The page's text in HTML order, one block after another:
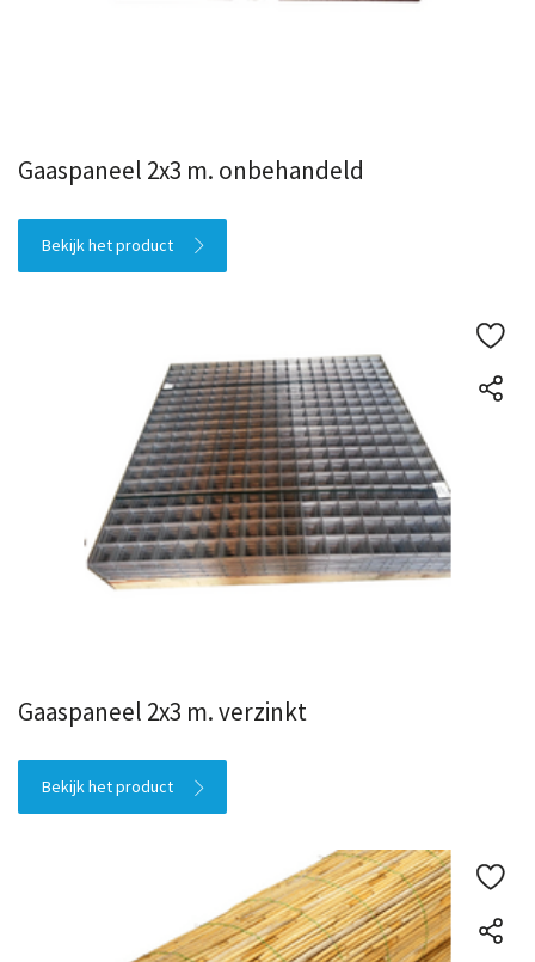
Gaaspaneel 2x3 m. onbehandeld
Bekijk het product
Gaaspaneel 2x3 m. verzinkt
Bekijk het product